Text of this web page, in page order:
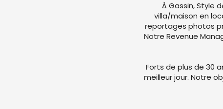
À Gassin, Style
villa/maison en
reportages photos
Notre Revenue
Forts de plus de 30
meilleur jour. Notre